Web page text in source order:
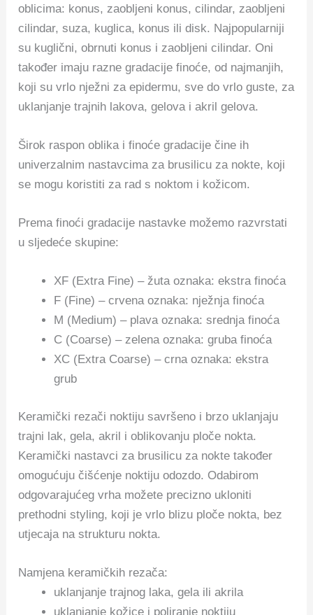
oblicima: konus, zaobljeni konus, cilindar, zaobljeni
cilindar, suza, kuglica, konus ili disk. Najpopularniji
su kuglični, obrnuti konus i zaobljeni cilindar. Oni
također imaju razne gradacije finoće, od najmanjih,
koji su vrlo nježni za epidermu, sve do vrlo guste, za
uklanjanje trajnih lakova, gelova i akril gelova.
Širok raspon oblika i finoće gradacije čine ih
univerzalnim nastavcima za brusilicu za nokte, koji
se mogu koristiti za rad s noktom i kožicom.
Prema finoći gradacije nastavke možemo razvrstati
u sljedeće skupine:
XF (Extra Fine) – žuta oznaka: ekstra finoća
F (Fine) – crvena oznaka: nježnja finoća
M (Medium) – plava oznaka: srednja finoća
C (Coarse) – zelena oznaka: gruba finoća
XC (Extra Coarse) – crna oznaka: ekstra
grub
Keramički rezači noktiju savršeno i brzo uklanjaju
trajni lak, gela, akril i oblikovanju ploče nokta.
Keramički nastavci za brusilicu za nokte također
omogućuju čišćenje noktiju odozdo. Odabirom
odgovarajućeg vrha možete precizno ukloniti
prethodni styling, koji je vrlo blizu ploče nokta, bez
utjecaja na strukturu nokta.
Namjena keramičkih rezača:
uklanjanje trajnog laka, gela ili akrila
uklanjanje kožice i poliranje noktiju